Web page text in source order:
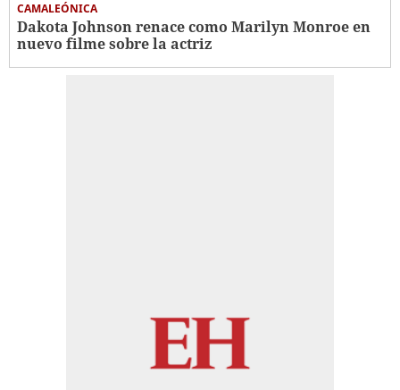
CAMALEÓNICA
Dakota Johnson renace como Marilyn Monroe en
nuevo filme sobre la actriz